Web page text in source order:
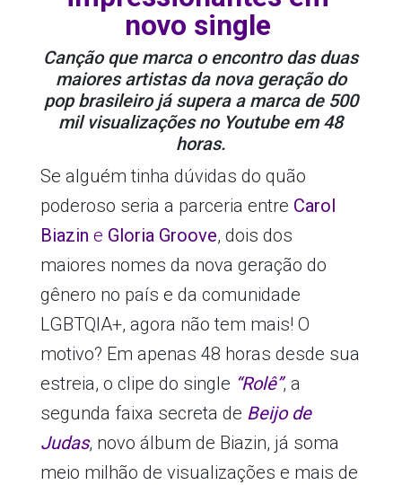
novo single
Canção que marca o encontro das duas
maiores artistas da nova geração do
pop brasileiro já supera a marca de 500
mil visualizações no Youtube em 48
horas.
Se alguém tinha dúvidas do quão
poderoso seria a parceria entre Carol
Biazin e Gloria Groove, dois dos
maiores nomes da nova geração do
gênero no país e da comunidade
LGBTQIA+, agora não tem mais! O
motivo? Em apenas 48 horas desde sua
estreia, o clipe do single “Rolê”, a
segunda faixa secreta de Beijo de
Judas, novo álbum de Biazin, já soma
meio milhão de visualizações e mais de